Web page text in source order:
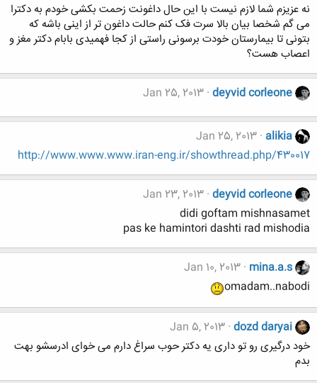
نه عزیزم شما لازم نیست با این حال داغونت زحمت بکشی خودم به دکترا
می گم شخصا بیان بالا سرت فک کنم حالت داغون تر از اینی باشه که
بتونی تا بیمارستان خودت برسونی راستی از کجا فهمیدی بابام دکتر مغز و
اعصاب هست؟
deyvid corleone
Jan 25, 2013
alikia
Jan 25, 2013
http://www.www.www.iran-eng.ir/showthread.php/430017
deyvid corleone
Jan 23, 2013
didi goftam mishnasamet
pas ke hamintori dashti rad mishodia
mina.a.s
Jan 10, 2013
omadam..nabodi
dozd daryai
Jan 5, 2013
خود درگیری رو تو داری یه دکتر حوب سراغ دارم می خوای ادرسشو بهت
بدم